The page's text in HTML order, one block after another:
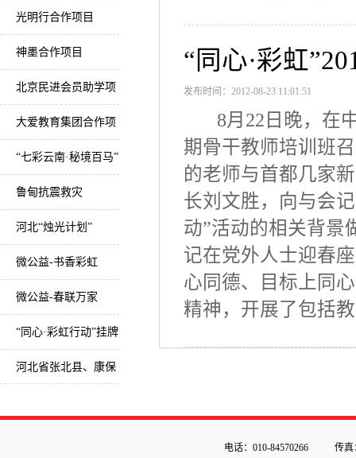
光明行合作项目
神墨合作项目
北京民进会员助学项
目
大爱教育集团合作项
目
“七彩云南·秘境百马”
美丽乡村马拉松项目
鲁甸抗震救灾
河北“烛光计划”
微公益-书香彩虹
微公益-春联万家
“同心·彩虹行动”挂牌
督战乡村教师培训
河北省张北县、康保
“同心·彩虹
发布时间：2012-08-23 11:01:51
8月22日晚，在中
期骨干教师培训班
的老师与首都几家
长刘文胜，向与会
动”活动的相关背景
记在党外人士迎春
心同德、目标上同
精神，开展了包括
电话：010-84570266 传真